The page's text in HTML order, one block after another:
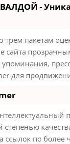
-
трем пакетам
сайта
для
ссылок по более